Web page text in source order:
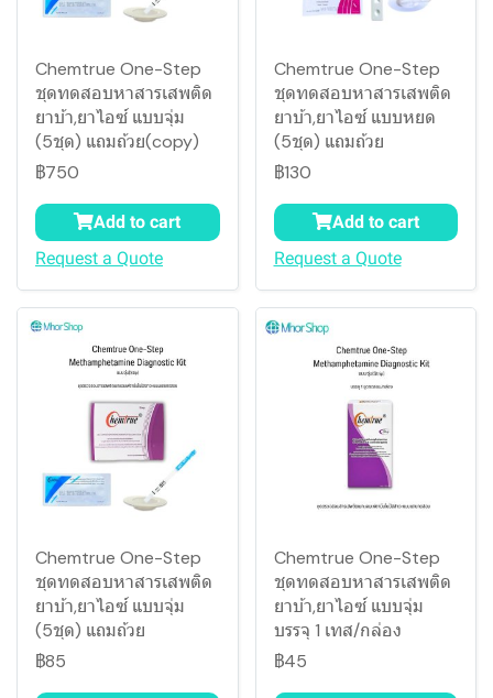
Chemtrue One-Step
ชุดทดสอบหาสารเสพติด
ยาบ้า,ยาไอซ์ แบบจุ่ม
(5ชุด) แถมถ้วย(copy)
฿750
Add to cart
Request a Quote
Chemtrue One-Step
ชุดทดสอบหาสารเสพติด
ยาบ้า,ยาไอซ์ แบบหยด
(5ชุด) แถมถ้วย
฿130
Add to cart
Request a Quote
Chemtrue One-Step
ชุดทดสอบหาสารเสพติด
ยาบ้า,ยาไอซ์ แบบจุ่ม
(5ชุด) แถมถ้วย
฿85
Chemtrue One-Step
ชุดทดสอบหาสารเสพติด
ยาบ้า,ยาไอซ์ แบบจุ่ม
บรรจุ 1 เทส/กล่อง
฿45